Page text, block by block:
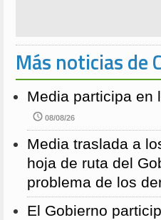
Más noticias de
Media participa en
08/08/26
Media traslada a
hoja de ruta del
problema de los
El Gobierno